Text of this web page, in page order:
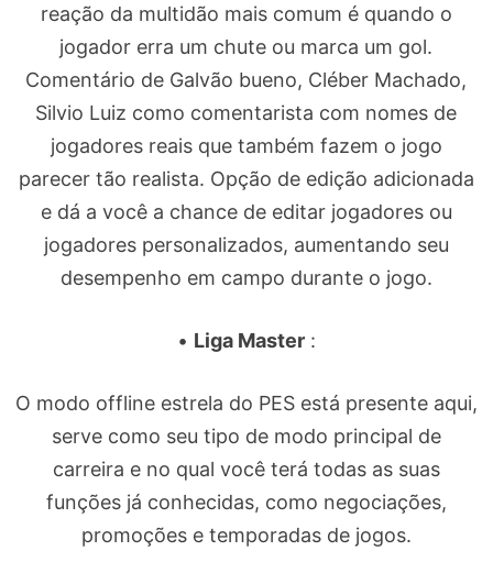
reação da multidão mais comum é quando o
jogador erra um chute ou marca um gol.
Comentário de Galvão bueno, Cléber Machado,
Silvio Luiz como comentarista com nomes de
jogadores reais que também fazem o jogo
parecer tão realista. Opção de edição adicionada
e dá a você a chance de editar jogadores ou
jogadores personalizados, aumentando seu
desempenho em campo durante o jogo.
• Liga Master:
O modo offline estrela do PES está presente aqui,
serve como seu tipo de modo principal de
carreira e no qual você terá todas as suas
funções já conhecidas, como negociações,
promoções e temporadas de jogos.